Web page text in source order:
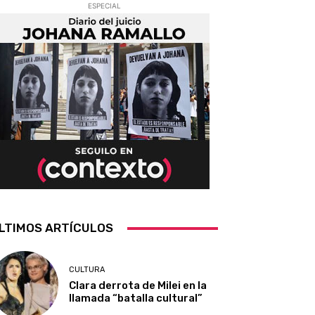
ESPECIAL
ARTÍCULOS
CULTURA
Clara derrota de Milei en la
llamada “batalla cultural”